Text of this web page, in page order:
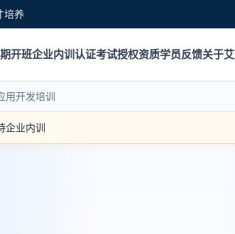
培养
开班企业内训认证考试授权资质学员反馈关于
用开发培训
企业内训